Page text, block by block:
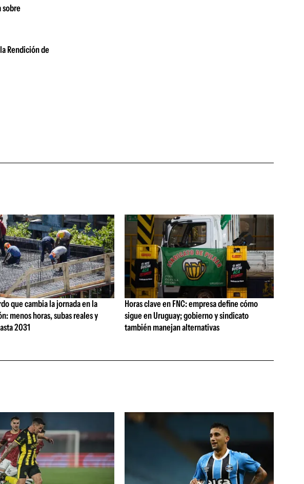
sobre
Rendición de
que cambia la jornada en la
menos horas, subas reales y
2031
Horas clave en FNC: empresa define cómo
sigue en Uruguay; gobierno y sindicato
también manejan alternativas